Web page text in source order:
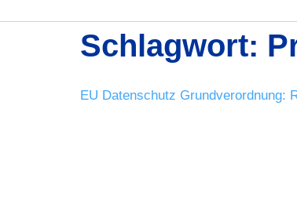
Schlagwort:
EU Datenschutz Grundverordnung: